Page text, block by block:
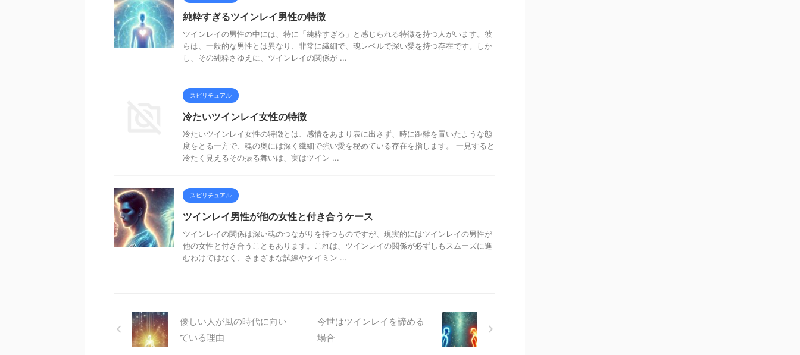
純粋すぎるツインレイ男性の特徴
ツインレイの男性の中には、特に「純粋すぎる」と感じられる特徴を持つ人がいます。彼
らは、一般的な男性とは異なり、非常に繊細で、魂レベルで深い愛を持つ存在です。しか
し、その純粋さゆえに、ツインレイの関係が ...
スピリチュアル
冷たいツインレイ女性の特徴
冷たいツインレイ女性の特徴とは、感情をあまり表に出さず、時に距離を置いたような態
度をとる一方で、魂の奥には深く繊細で強い愛を秘めている存在を指します。 一見すると
冷たく見えるその振る舞いは、実はツイン ...
スピリチュアル
ツインレイ男性が他の女性と付き合うケース
ツインレイの関係は深い魂のつながりを持つものですが、現実的にはツインレイの男性が
他の女性と付き合うこともあります。これは、ツインレイの関係が必ずしもスムーズに進
むわけではなく、さまざまな試練やタイミン ...
優しい人が風の時代に向い
ている理由
今世はツインレイを諦める
場合